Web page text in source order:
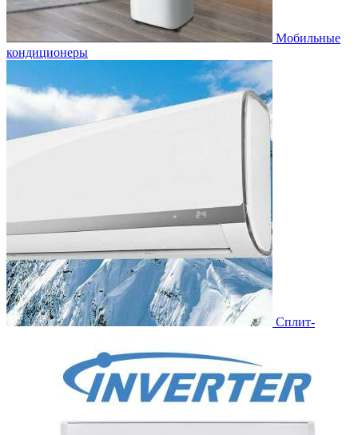
Мобильные
кондиционеры
Сплит-